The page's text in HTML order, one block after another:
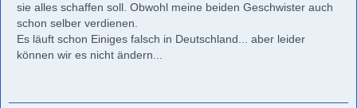
sie alles schaffen soll. Obwohl meine beiden Geschwister auch
schon selber verdienen.
Es läuft schon Einiges falsch in Deutschland... aber leider
können wir es nicht ändern...